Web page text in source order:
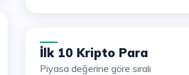
İlk 10 Kripto Para
Piyasa değerine göre sıralı